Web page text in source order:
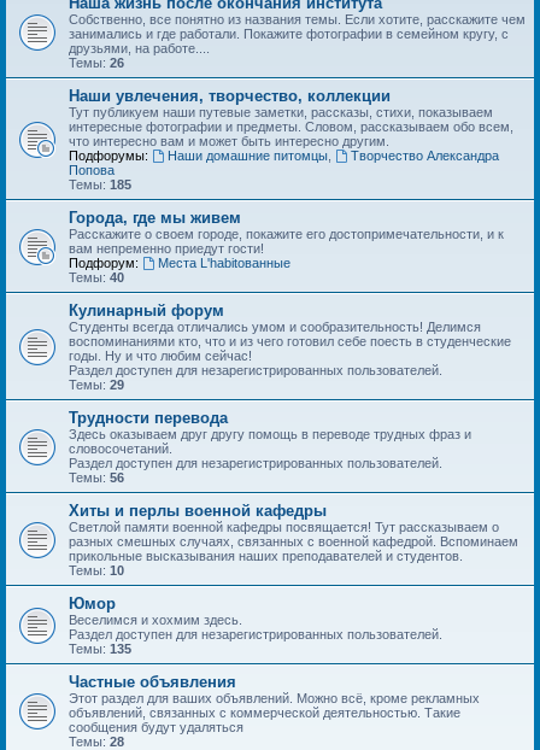
Собственно, все понятно из названия темы. Если хотите, расскажите чем
занимались и где работали. Покажите фотографии в семейном кругу, с
друзьями, на работе....
Темы: 26
Наши увлечения, творчество, коллекции
Тут публикуем наши путевые заметки, рассказы, стихи, показываем
интересные фотографии и предметы. Словом, рассказываем обо всем,
что интересно вам и может быть интересно другим.
Подфорумы:
Наши домашние питомцы,
Творчество Александра
Попова
Темы: 185
Города, где мы живем
Расскажите о своем городе, покажите его достопримечательности, и к
вам непременно приедут гости!
Подфорум:
Места L'habitованные
Темы: 40
Кулинарный форум
Студенты всегда отличались умом и сообразительность! Делимся
воспоминаниями кто, что и из чего готовил себе поесть в студенческие
годы. Ну и что любим сейчас!
Раздел доступен для незарегистрированных пользователей.
Темы: 29
Трудности перевода
Здесь оказываем друг другу помощь в переводе трудных фраз и
словосочетаний.
Раздел доступен для незарегистрированных пользователей.
Темы: 56
Хиты и перлы военной кафедры
Светлой памяти военной кафедры посвящается! Тут рассказываем о
разных смешных случаях, связанных с военной кафедрой. Вспоминаем
прикольные высказывания наших преподавателей и студентов.
Темы: 10
Юмор
Веселимся и хохмим здесь.
Раздел доступен для незарегистрированных пользователей.
Темы: 135
Частные объявления
Этот раздел для ваших объявлений. Можно всё, кроме рекламных
объявлений, связанных с коммерческой деятельностью. Такие
сообщения будут удаляться
Темы: 28